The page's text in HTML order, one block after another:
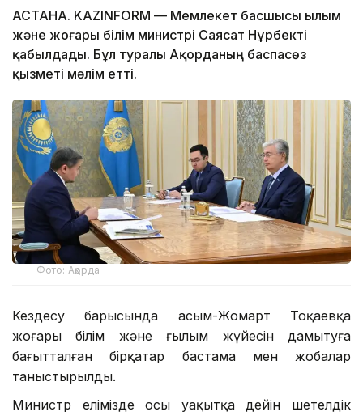
АСТАНА. KAZINFORM — Мемлекет басшысы Ғылым
және жоғары білім министрі Саясат Нұрбекті
қабылдады. Бұл туралы Ақорданың баспасөз
қызметі мәлім етті.
Фото: Ақорда
Кездесу барысында Қасым-Жомарт Тоқаевқа
жоғары білім және ғылым жүйесін дамытуға
бағытталған бірқатар бастама мен жобалар
таныстырылды.
Министр елімізде осы уақытқа дейін шетелдік